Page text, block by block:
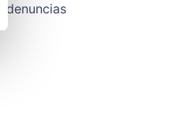
denuncias